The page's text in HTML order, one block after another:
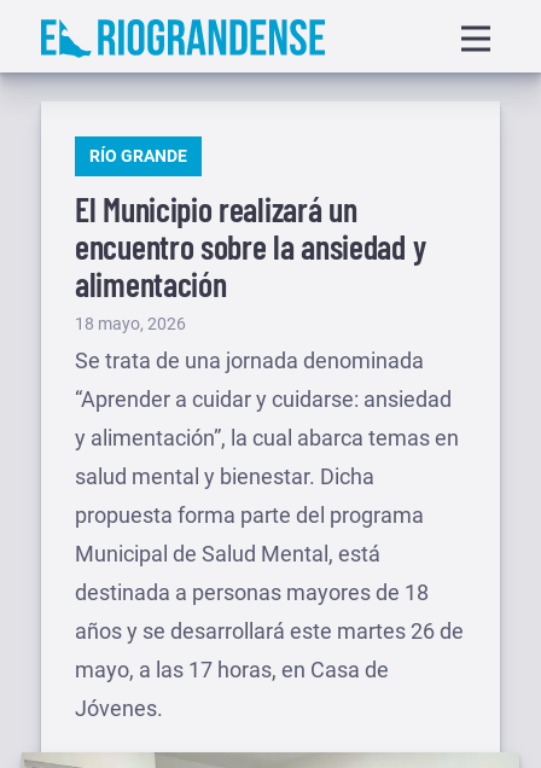
Saltar
menu
PUBLICADO
RÍO GRANDE
El Municipio realizará un
encuentro sobre la ansiedad y
alimentación
Publicado
el
18 mayo, 2026
Se trata de una jornada denominada
“Aprender a cuidar y cuidarse: ansiedad
y alimentación”, la cual abarca temas en
salud mental y bienestar. Dicha
propuesta forma parte del programa
Municipal de Salud Mental, está
destinada a personas mayores de 18
años y se desarrollará este martes 26 de
mayo, a las 17 horas, en Casa de
Jóvenes.